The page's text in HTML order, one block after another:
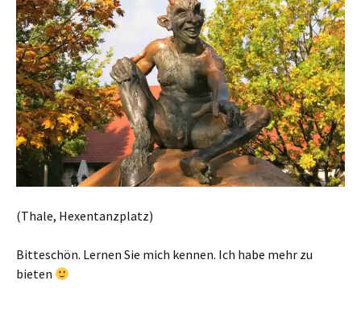
(Thale, Hexentanzplatz)
Bitteschön. Lernen Sie mich kennen. Ich habe mehr zu
bieten